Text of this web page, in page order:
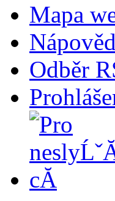
Mapa
Odběr